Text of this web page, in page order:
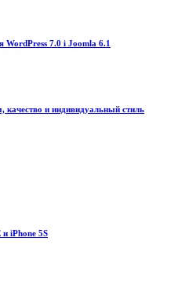
WordPress 7.0 і Joomla 6.1
и индивидуальный стиль
и iPhone 5S